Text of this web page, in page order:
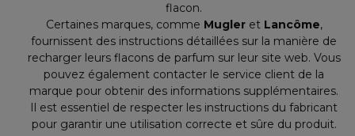
flacon.
Certaines marques, comme Mugleret Lancôme,
fournissent des instructions détaillées sur la manière de
recharger leurs flacons de parfum sur leur site web. Vous
pouvez également contacter le service client de la
marque pour obtenir des informations supplémentaires.
Il est essentiel de respecter les instructions du fabricant
pour garantir une utilisation correcte et sûre du produit.